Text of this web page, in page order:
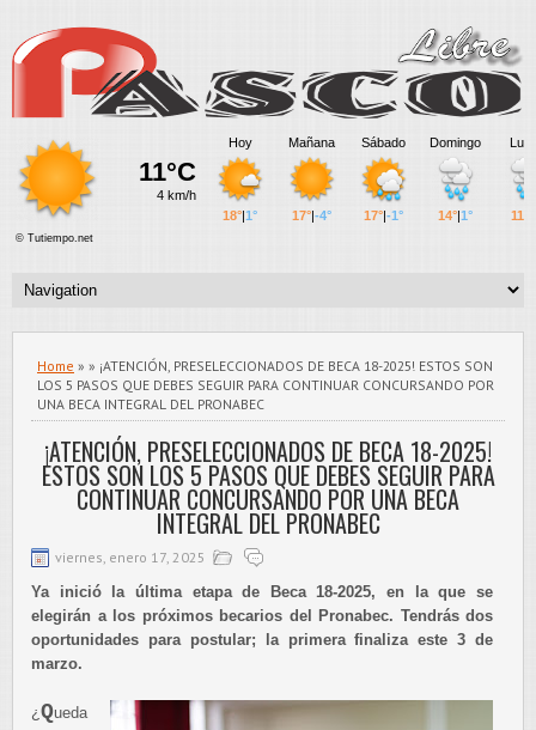
Home » » ¡ATENCIÓN, PRESELECCIONADOS DE BECA 18-2025! ESTOS SON
LOS 5 PASOS QUE DEBES SEGUIR PARA CONTINUAR CONCURSANDO POR
UNA BECA INTEGRAL DEL PRONABEC
¡ATENCIÓN, PRESELECCIONADOS DE BECA 18-2025!
ESTOS SON LOS 5 PASOS QUE DEBES SEGUIR PARA
CONTINUAR CONCURSANDO POR UNA BECA
INTEGRAL DEL PRONABEC
viernes, enero 17, 2025
Ya inició la última etapa de Beca 18-2025, en la que se
elegirán a los próximos becarios del Pronabec. Tendrás dos
oportunidades para postular; la primera finaliza este 3 de
marzo.
¿ Queda